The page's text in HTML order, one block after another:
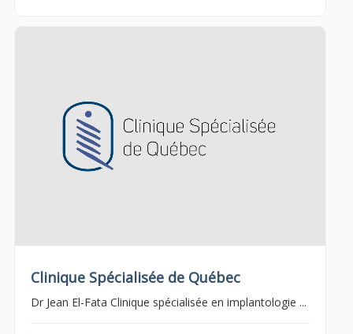
Clinique Spécialisée de Québec
Dr Jean El-Fata Clinique spécialisée en implantologie ...